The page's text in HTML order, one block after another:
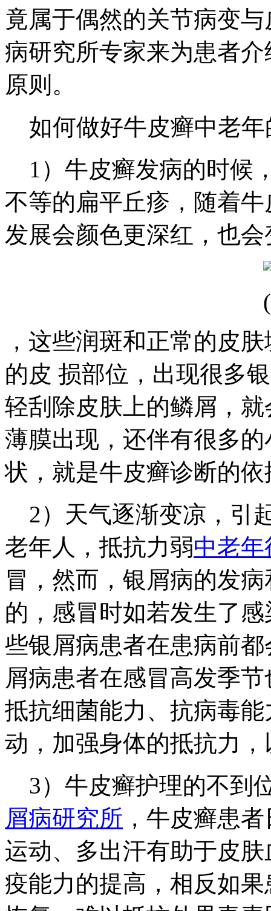
竟属于偶然的关节病变
病研究所专家来为患者
原则。
如何做好牛皮癣中老年
1）牛皮癣发病的时候
不等的扁平丘疹，随着
发展会颜色更深红，也
，这些润斑和正常的皮
的皮 损部位，出现很多
轻刮除皮肤上的鳞屑，
薄膜出现，还伴有很多
状，就是牛皮癣诊断的依
2）天气逐渐变凉，引
老年人，抵抗力弱中老
冒，然而，银屑病的发
的，感冒时如若发生了
些银屑病患者在患病前
屑病患者在感冒高发季
抵抗细菌能力、抗病毒
动，加强身体的抵抗力
3）牛皮癣护理的不到
屑病研究所 ，牛皮癣患
运动、多出汗有助于皮
疫能力的提高，相反如